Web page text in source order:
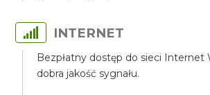
INTERNET
Bezpłatny dostęp do sieci Internet
dobra jakość sygnału.